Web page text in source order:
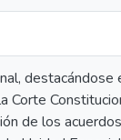
destacándose
de los